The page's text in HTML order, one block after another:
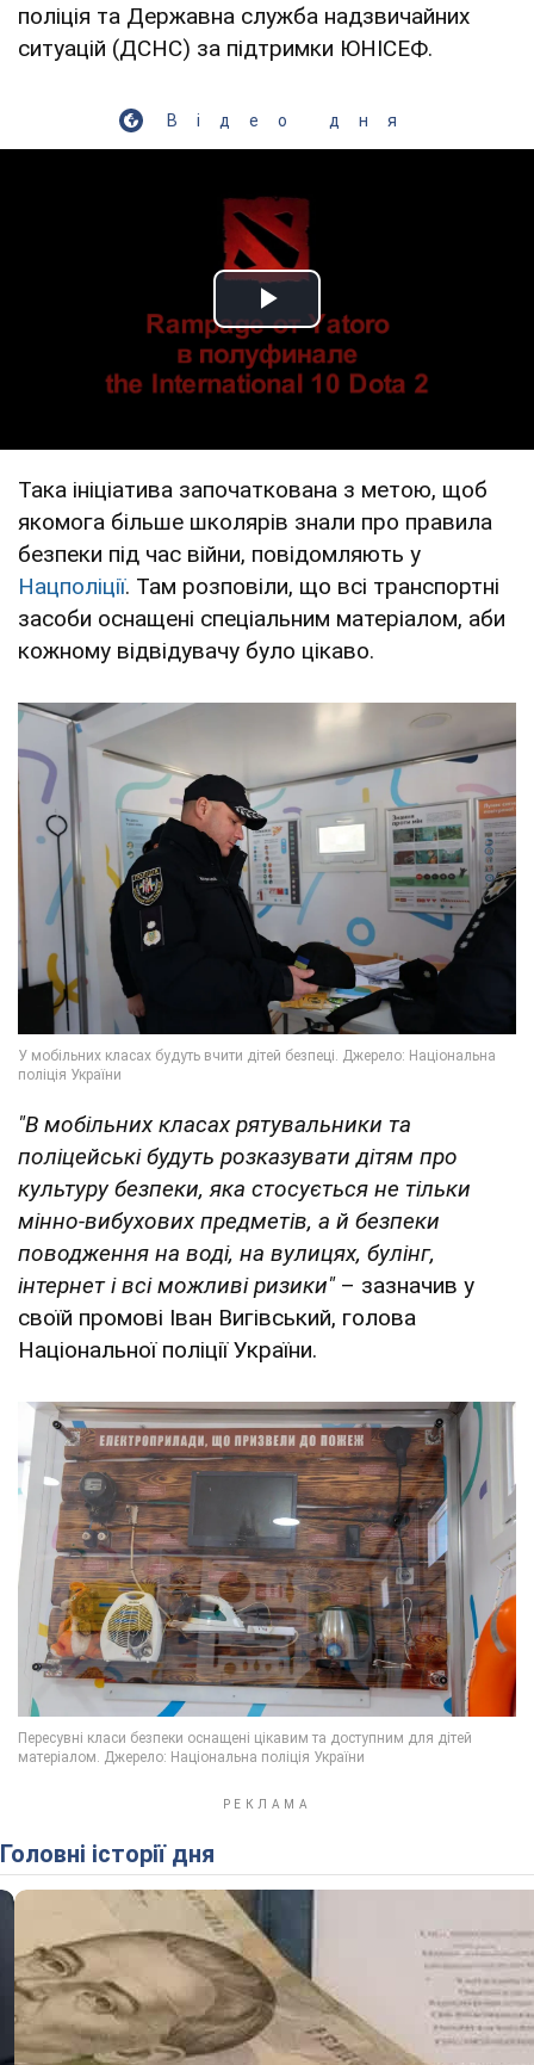
поліція та Державна служба надзвичайних
ситуацій (ДСНС) за підтримки ЮНІСЕФ.
Відео дня
Play Video
Така ініціатива започаткована з метою, щоб
якомога більше школярів знали про правила
безпеки під час війни, повідомляють у
Нацполіції. Там розповіли, що всі транспортні
засоби оснащені спеціальним матеріалом, аби
кожному відвідувачу було цікаво.
"В мобільних класах рятувальники та
поліцейські будуть розказувати дітям про
культуру безпеки, яка стосується не тільки
мінно-вибухових предметів, а й безпеки
поводження на воді, на вулицях, булінг,
інтернет і всі можливі ризики"– зазначив у
своїй промові Іван Вигівський, голова
Національної поліції України.
Головні історії дня